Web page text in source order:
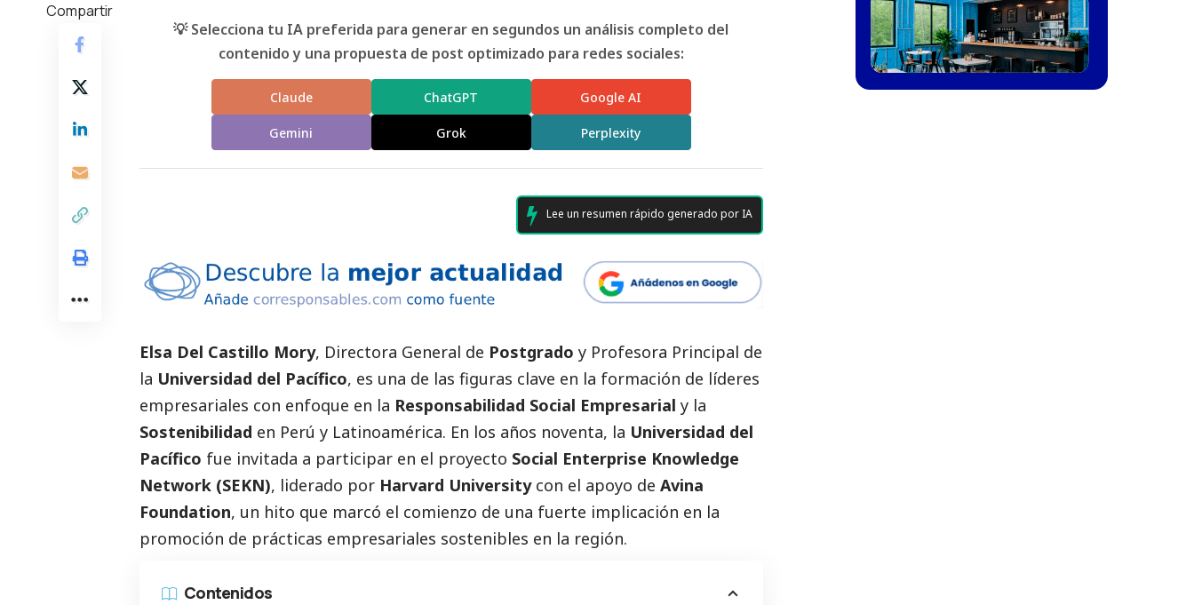
Compartir
💡 Selecciona tu IA preferida para generar en segundos un análisis completo del
contenido y una propuesta de post optimizado para redes sociales:
Claude ChatGPT Google AI
Gemini Grok Perplexity
Lee un resumen rápido generado por IA
Elsa Del Castillo Mory, Directora General de Postgrado y Profesora Principal de
la Universidad del Pacífico, es una de las figuras clave en la formación de líderes
empresariales con enfoque en la Responsabilidad Social Empresarial y la
Sostenibilidad en Perú y Latinoamérica. En los años noventa, la Universidad del
Pacífico fue invitada a participar en el proyecto Social Enterprise Knowledge
Network (SEKN), liderado por Harvard Universitycon el apoyo de Avina
Foundation, un hito que marcó el comienzo de una fuerte implicación en la
promoción de prácticas empresariales sostenibles en la región.
Contenidos